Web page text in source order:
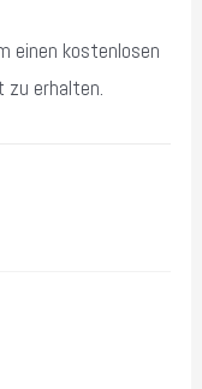
einen kostenlosen
zu erhalten.